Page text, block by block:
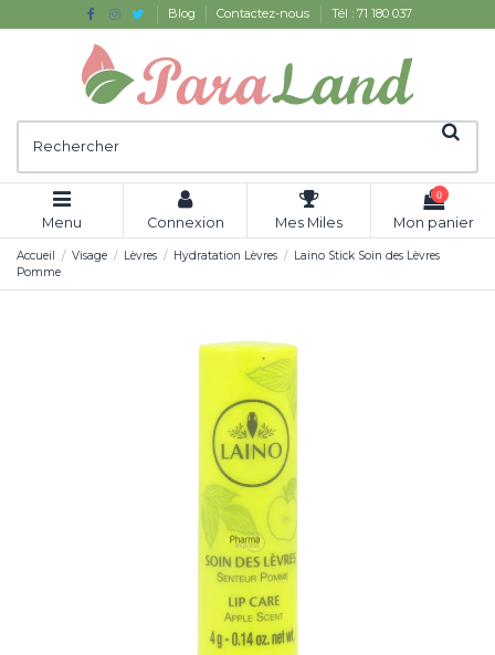
Blog Contactez-nous Tél : 71 180 037
Menu Connexion Mes Miles
0
Mon panier
Accueil Visage Lèvres Hydratation Lèvres
Laino Stick Soin des Lèvres
Pomme